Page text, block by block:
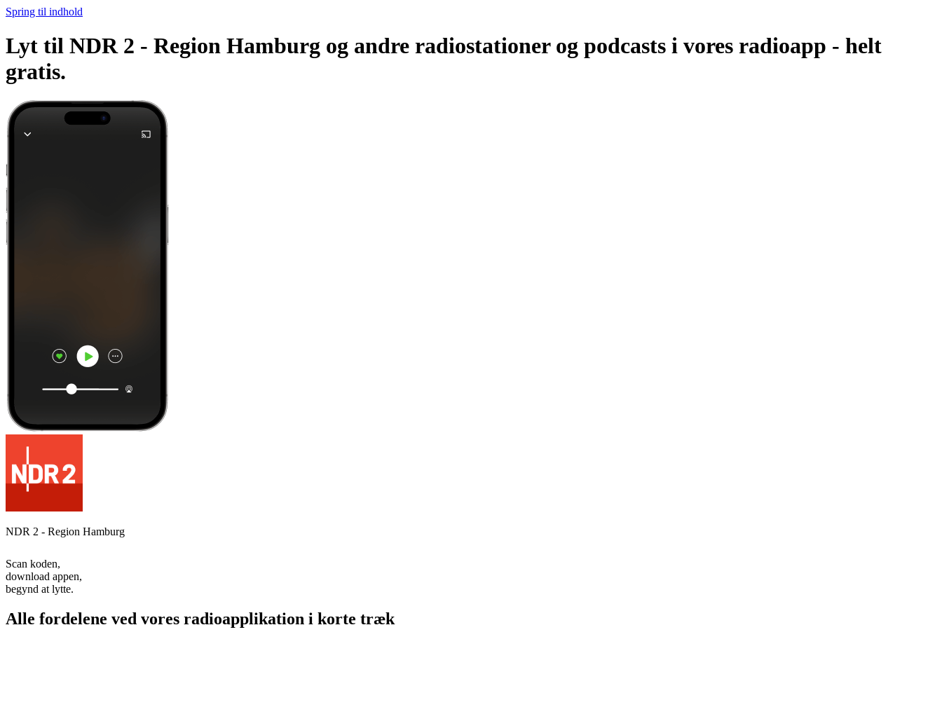
Spring til indhold
Lyt til NDR 2 - Region Hamburg og andre radiostationer og podcasts i vores radioapp - helt
gratis.
NDR 2 - Region Hamburg
Scan koden,
download appen,
begynd at lytte.
Alle fordelene ved vores radioapplikation i korte træk